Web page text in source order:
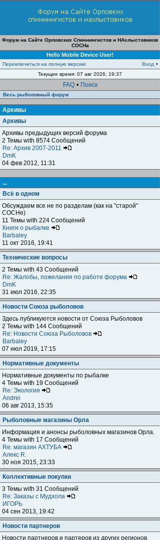
Форум на Сайте Орловских Спиннингистов и НАхлыстовиков
СОСНа
Hello Mobile Device User!
Переключиться на полную версию Вход •
Текущее время: 07 авг 2026, 19:37
FAQ • Поиск
Весь рыболовный форум
Архивы
Архивы
Архивы предыдущих версий форума
2 Темы with 8574 Сообщений
Re: Архив 2007-2011
DmK
04 фев 2012, 11:31
...
Всё в одном
Обсуждаем все не по разделам (как на "старой"
СОСНе)
11 Темы with 224 Сообщений
Книги о рыбалке
Barbaley
11 окт 2016, 19:41
Технические вопросы
2 Темы with 43 Сообщений
Re: Жалобы, пожелания по работе форума
DmK
31 июл 2016, 22:35
Новости Союза рыболовов
Здесь публикуются новости от Союза Рыболовов
2 Темы with 144 Сообщений
Re: Новости Союза Рыболовов
Barbaley
07 июл 2019, 17:15
Нормативные документы
Нормативные документы по рыбалке
4 Темы with 19 Сообщений
Re: Экология
Andrei
06 авг 2013, 15:35
Рыболовные магазины Орла
Информация и анонсы рыболовных магазинов Орла.
4 Темы with 17 Сообщений
Re: магазин АХТУБА
Алекс R.
30 ноя 2015, 23:33
Коллективные покупки
3 Темы with 31 Сообщений
Re: Заказы с Мудхола
ИГОРЬ
04 сен 2013, 19:42
Новости партнеров
Новости партнеров и партеров из других регионов